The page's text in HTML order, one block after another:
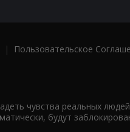
| Пользовательское
чувства реальных
будут